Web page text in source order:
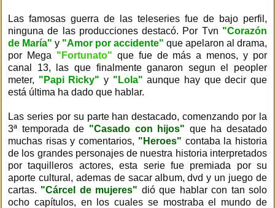
Las famosas guerra de las teleseries fue de bajo perfil,
ninguna de las producciones destacó. Por Tvn "Corazón
de María" y "Amor por accidente" que apelaron al drama,
por Mega "Fortunato" que fue de más a menos, y por
canal 13, las que finalmente ganaron segun el peopler
meter, "Papi Ricky" y "Lola" aunque hay que decir que
está última ha dado que hablar.
Las series por su parte han destacado, comenzando por la
3ª temporada de "Casado con hijos" que ha desatado
muchas risas y comentarios, "Heroes" contaba la historia
de los grandes personajes de nuestra historia interpretados
por taquilleros actores, esta serie fue premiada por su
aporte cultural, ademas de sacar album, dvd y un juego de
cartas. "Cárcel de mujeres" dió que hablar con tan solo
ocho capítulos, en los cuales se mostraba el mundo de